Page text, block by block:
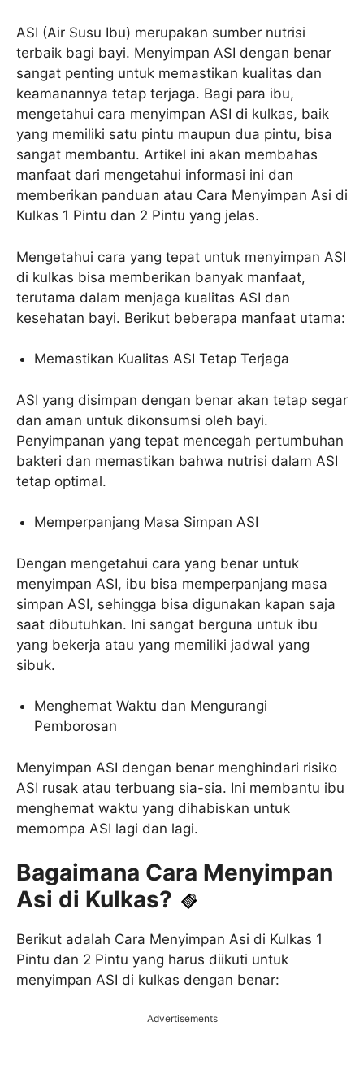
ASI (Air Susu Ibu) merupakan sumber nutrisi
terbaik bagi bayi. Menyimpan ASI dengan benar
sangat penting untuk memastikan kualitas dan
keamanannya tetap terjaga. Bagi para ibu,
mengetahui cara menyimpan ASI di kulkas, baik
yang memiliki satu pintu maupun dua pintu, bisa
sangat membantu. Artikel ini akan membahas
manfaat dari mengetahui informasi ini dan
memberikan panduan atau Cara Menyimpan Asi di
Kulkas 1 Pintu dan 2 Pintu yang jelas.
Mengetahui cara yang tepat untuk menyimpan ASI
di kulkas bisa memberikan banyak manfaat,
terutama dalam menjaga kualitas ASI dan
kesehatan bayi. Berikut beberapa manfaat utama:
Memastikan Kualitas ASI Tetap Terjaga
ASI yang disimpan dengan benar akan tetap segar
dan aman untuk dikonsumsi oleh bayi.
Penyimpanan yang tepat mencegah pertumbuhan
bakteri dan memastikan bahwa nutrisi dalam ASI
tetap optimal.
Memperpanjang Masa Simpan ASI
Dengan mengetahui cara yang benar untuk
menyimpan ASI, ibu bisa memperpanjang masa
simpan ASI, sehingga bisa digunakan kapan saja
saat dibutuhkan. Ini sangat berguna untuk ibu
yang bekerja atau yang memiliki jadwal yang
sibuk.
Menghemat Waktu dan Mengurangi
Pemborosan
Menyimpan ASI dengan benar menghindari risiko
ASI rusak atau terbuang sia-sia. Ini membantu ibu
menghemat waktu yang dihabiskan untuk
memompa ASI lagi dan lagi.
Bagaimana Cara Menyimpan
Asi di Kulkas?
Berikut adalah Cara Menyimpan Asi di Kulkas 1
Pintu dan 2 Pintu yang harus diikuti untuk
menyimpan ASI di kulkas dengan benar:
Advertisements